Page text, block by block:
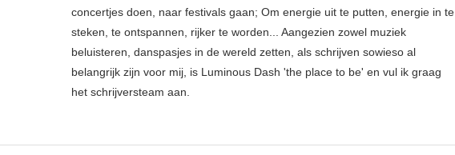
concertjes doen, naar festivals gaan; Om energie uit te putten, energie in te
steken, te ontspannen, rijker te worden... Aangezien zowel muziek
beluisteren, danspasjes in de wereld zetten, als schrijven sowieso al
belangrijk zijn voor mij, is Luminous Dash 'the place to be' en vul ik graag
het schrijversteam aan.